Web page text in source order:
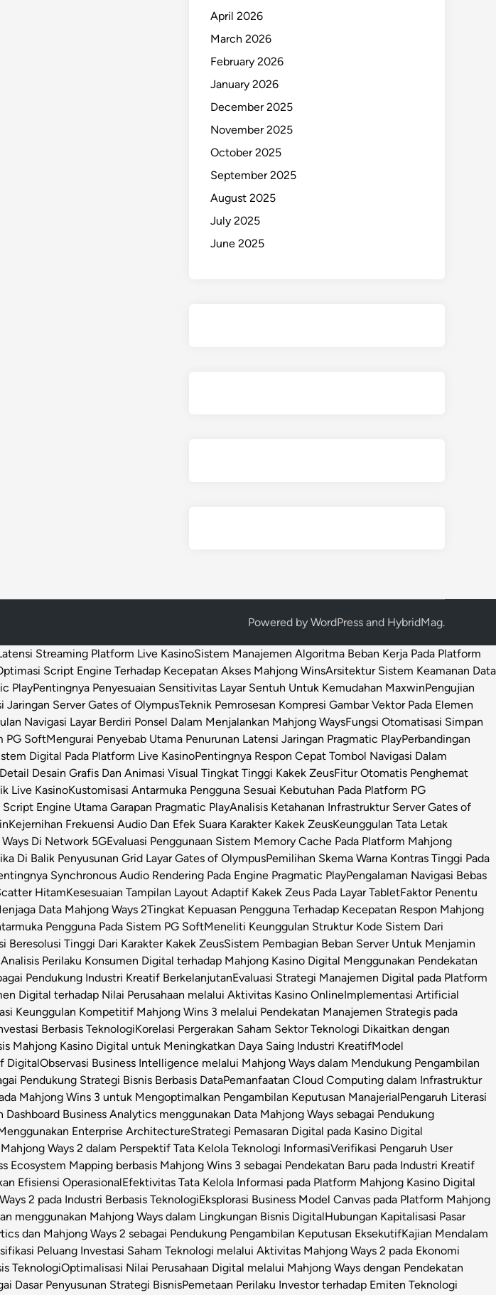
April 2026
March 2026
February 2026
January 2026
December 2025
November 2025
October 2025
September 2025
August 2025
July 2025
June 2025
Powered by WordPress and HybridMag.
Streaming Platform Live KasinoSistem Manajemen Algoritma Beban Kerja Pada Platform
Script Engine Terhadap Kecepatan Akses Mahjong WinsArsitektur Sistem Keamanan Data
PlayPentingnya Penyesuaian Sensitivitas Layar Sentuh Untuk Kemudahan MaxwinPengujian
Jaringan Server Gates of OlympusTeknik Pemrosesan Kompresi Gambar Vektor Pada Elemen
Navigasi Layar Berdiri Ponsel Dalam Menjalankan Mahjong WaysFungsi Otomatisasi Simpan
PG SoftMengurai Penyebab Utama Penurunan Latensi Jaringan Pragmatic PlayPerbandingan
Digital Pada Platform Live KasinoPentingnya Respon Cepat Tombol Navigasi Dalam
Detail Desain Grafis Dan Animasi Visual Tingkat Tinggi Kakek ZeusFitur Otomatis Penghemat
Live KasinoKustomisasi Antarmuka Pengguna Sesuai Kebutuhan Pada Platform PG
Engine Utama Garapan Pragmatic PlayAnalisis Ketahanan Infrastruktur Server Gates of
Kejernihan Frekuensi Audio Dan Efek Suara Karakter Kakek ZeusKeunggulan Tata Letak
Di Network 5GEvaluasi Penggunaan Sistem Memory Cache Pada Platform Mahjong
Di Balik Penyusunan Grid Layar Gates of OlympusPemilihan Skema Warna Kontras Tinggi Pada
Synchronous Audio Rendering Pada Engine Pragmatic PlayPengalaman Navigasi Bebas
HitamKesesuaian Tampilan Layout Adaptif Kakek Zeus Pada Layar TabletFaktor Penentu
Data Mahjong Ways 2Tingkat Kepuasan Pengguna Terhadap Kecepatan Respon Mahjong
Pengguna Pada Sistem PG SoftMeneliti Keunggulan Struktur Kode Sistem Dari
Beresolusi Tinggi Dari Karakter Kakek ZeusSistem Pembagian Beban Server Untuk Menjamin
Analisis Perilaku Konsumen Digital terhadap Mahjong Kasino Digital Menggunakan Pendekatan
Pendukung Industri Kreatif BerkelanjutanEvaluasi Strategi Manajemen Digital pada Platform
Digital terhadap Nilai Perusahaan melalui Aktivitas Kasino OnlineImplementasi Artificial
Keunggulan Kompetitif Mahjong Wins 3 melalui Pendekatan Manajemen Strategis pada
Berbasis TeknologiKorelasi Pergerakan Saham Sektor Teknologi Dikaitkan dengan
Mahjong Kasino Digital untuk Meningkatkan Daya Saing Industri KreatifModel
DigitalObservasi Business Intelligence melalui Mahjong Ways dalam Mendukung Pengambilan
Pendukung Strategi Bisnis Berbasis DataPemanfaatan Cloud Computing dalam Infrastruktur
Mahjong Wins 3 untuk Mengoptimalkan Pengambilan Keputusan ManajerialPengaruh Literasi
Dashboard Business Analytics menggunakan Data Mahjong Ways sebagai Pendukung
Enterprise ArchitectureStrategi Pemasaran Digital pada Kasino Digital
Ways 2 dalam Perspektif Tata Kelola Teknologi InformasiVerifikasi Pengaruh User
Ecosystem Mapping berbasis Mahjong Wins 3 sebagai Pendekatan Baru pada Industri Kreatif
Efisiensi OperasionalEfektivitas Tata Kelola Informasi pada Platform Mahjong Kasino Digital
2 pada Industri Berbasis TeknologiEksplorasi Business Model Canvas pada Platform Mahjong
menggunakan Mahjong Ways dalam Lingkungan Bisnis DigitalHubungan Kapitalisasi Pasar
dan Mahjong Ways 2 sebagai Pendukung Pengambilan Keputusan EksekutifKajian Mendalam
Peluang Investasi Saham Teknologi melalui Aktivitas Mahjong Ways 2 pada Ekonomi
TeknologiOptimalisasi Nilai Perusahaan Digital melalui Mahjong Ways dengan Pendekatan
Dasar Penyusunan Strategi BisnisPemetaan Perilaku Investor terhadap Emiten Teknologi